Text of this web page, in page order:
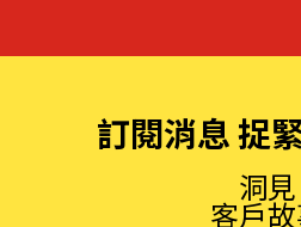
訂閱消息 捉
洞見
客戶